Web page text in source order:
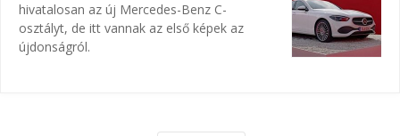
hivatalosan az új Mercedes-Benz C-
osztályt, de itt vannak az első képek az
újdonságról.